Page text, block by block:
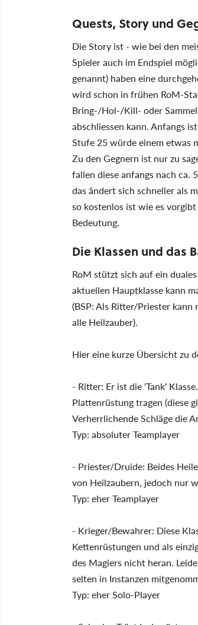
Quests, Story und
Die Story ist - wie bei den
Spieler auch im Endspiel
genannt) haben eine
wird schon in frühen RoM-
Bring-/Hol-/Kill- oder
abschliessen kann. Anfangs
Stufe 25 würde einem etwas
Zu den Gegnern ist nur zu
fallen diese anfangs nach ca.
das ändert sich schneller als
so kostenlos ist wie es
Bedeutung.
Die Klassen und das
RoM stützt sich auf ein
aktuellen Hauptklasse kann
(BSP: Als Ritter/Priester
alle Heilzauber).
Hier eine kurze Übersicht zu
- Ritter: Er ist die 'Tank'
Plattenrüstung tragen (diese
Verherrlichende Schläge die
Typ: absoluter Teamplayer
- Priester/Druide: Beides
von Heilzaubern, jedoch nur
Typ: eher Teamplayer
- Krieger/Bewahrer: Diese
Kettenrüstungen und als
des Magiers nicht heran.
selten in Instanzen
Typ: eher Solo-Player